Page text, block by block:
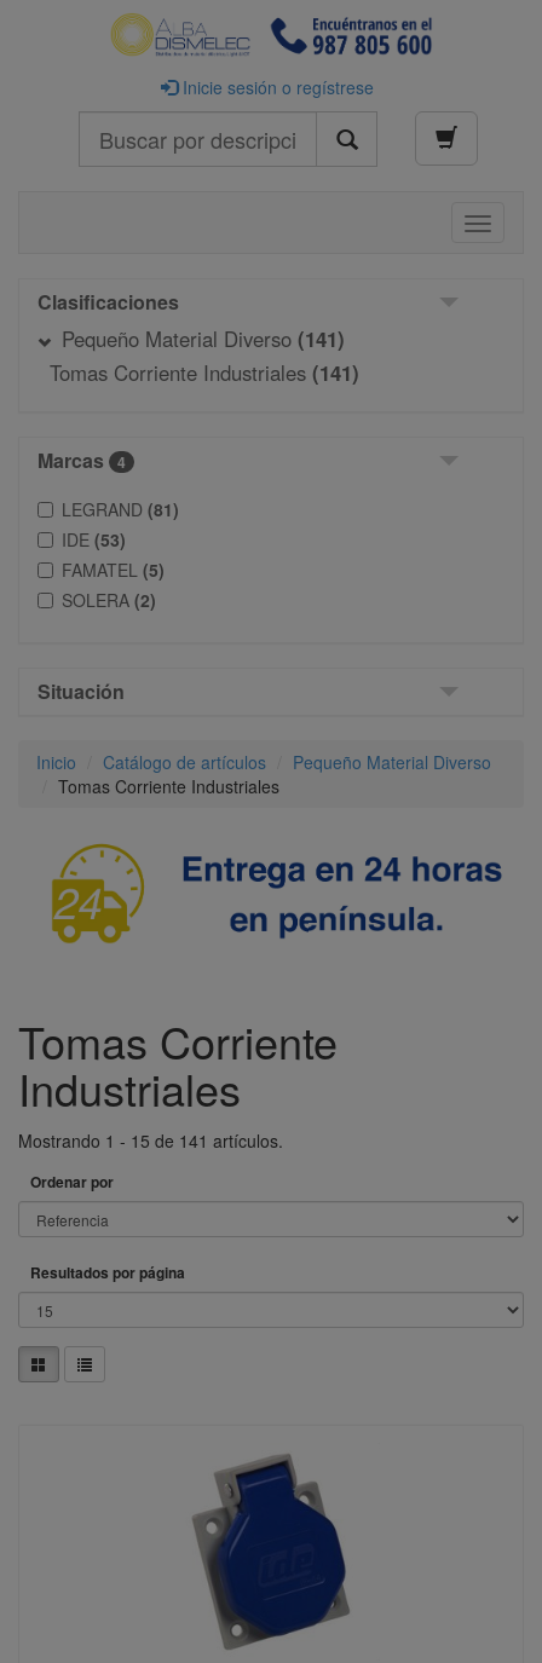
Inicie sesión o regístrese
Toggle
Clasificaciones
Pequeño Material Diverso (141)
Tomas Corriente Industriales (141)
Marcas 4
LEGRAND (81)
IDE (53)
FAMATEL (5)
SOLERA (2)
Situación
Inicio Catálogo de artículos
Pequeño Material Diverso
Tomas Corriente Industriales
Tomas Corriente
Industriales
Mostrando 1 - 15 de 141 artículos.
Ordenar por
Resultados por página